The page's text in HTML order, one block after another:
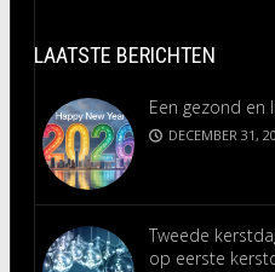
LAATSTE BERICHTEN
Een gezond en
DECEMBER 31,
Tweede
op eerste